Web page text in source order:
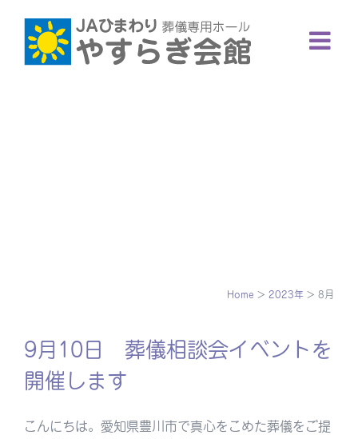
content
Home > 2023年 > 8月
9月10日 葬儀相談会イベントを
開催します
こんにちは。愛知県豊川市で真心をこめた葬儀をご提